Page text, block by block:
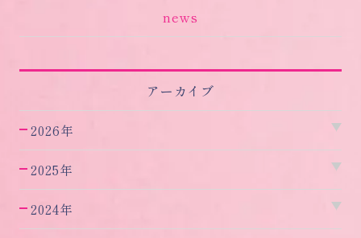
news
アーカイブ
2026年
2025年
2024年